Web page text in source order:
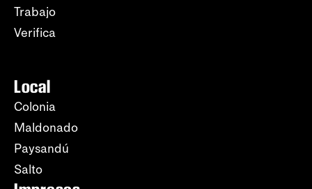
Trabajo
Verifica
Local
Colonia
Maldonado
Paysandú
Salto